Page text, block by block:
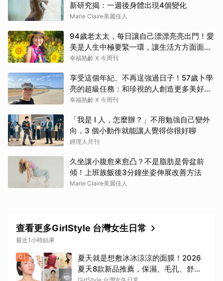
新研究揭：一週後身體出現4個變化
Marie Claire美麗佳人
94歲老太太，每日讓自己漂漂亮亮出門！愛
美是人生中極要緊一環，讓生活方方面面，
更加豐富有樂趣
幸福熟齡 X 今周刊
享受這個年紀、不再逞強過日子！57歲卜學
亮的超級任務：和珍視的人創造更多美好記
憶
幸福熟齡 X 今周刊
「我是 I 人，怎麼辦？」不用勉強自己變外
向，3 個小動作就能讓人覺得你很好聊
經理人月刊
久坐讓小腹愈來愈凸？不是脂肪是骨盆前
傾！上班族飯後3分鐘坐姿伸展改善方法
Marie Claire美麗佳人
查看更多GirlStyle 台灣女生日常
最近1小時結果
01
夏天就是想敷冰冰涼涼的面膜！2026
夏天8款新品推薦，保濕、毛孔、舒緩